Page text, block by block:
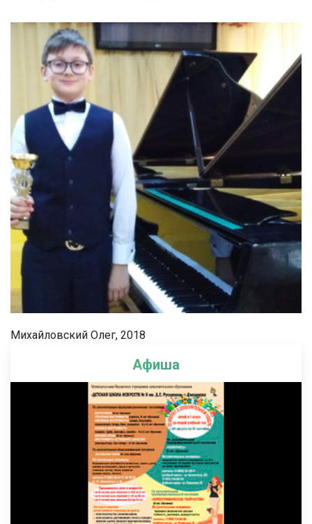
Афиша
Михайловский Олег, 2018